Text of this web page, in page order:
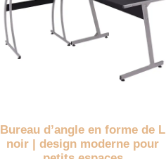
Bureau d’angle en forme de L
noir | design moderne pour